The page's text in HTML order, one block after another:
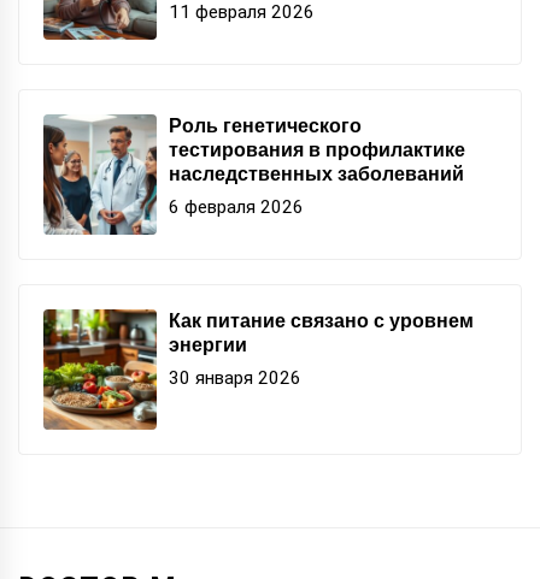
11 февраля 2026
Роль генетического
тестирования в профилактике
наследственных заболеваний
6 февраля 2026
Как питание связано с уровнем
энергии
30 января 2026